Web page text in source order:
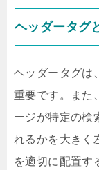
ヘッダータグ
ヘッダータグは
重要です。また
ージが特定の検
れるかを大きく
を適切に配置す